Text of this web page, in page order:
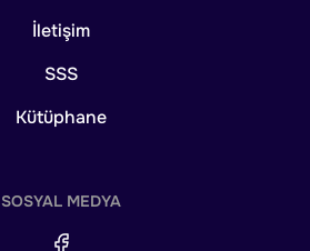
İletişim
SSS
Kütüphane
SOSYAL MEDYA